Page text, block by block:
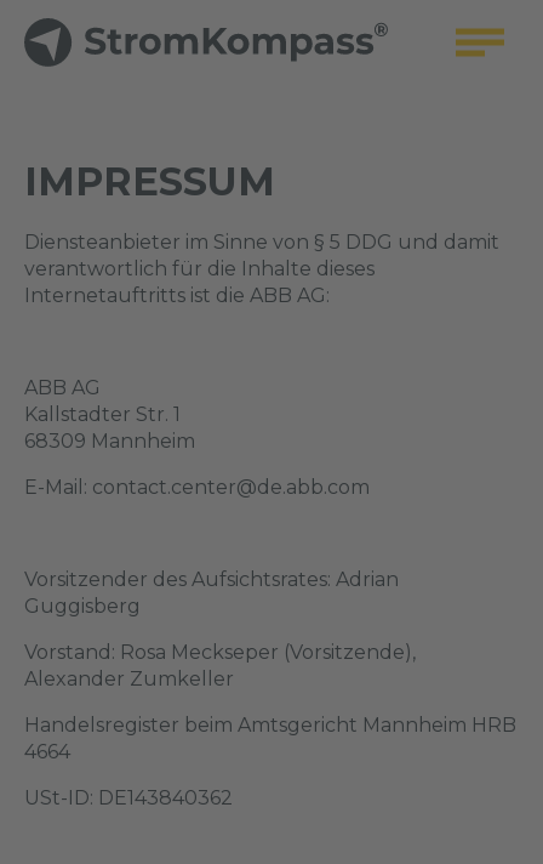
IMPRESSUM
Diensteanbieter im Sinne von § 5 DDG und damit
verantwortlich für die Inhalte dieses
Internetauftritts ist die ABB AG:
ABB AG
Kallstadter Str. 1
68309 Mannheim
E-Mail: contact.center@de.abb.com
Vorsitzender des Aufsichtsrates: Adrian
Guggisberg
Vorstand: Rosa Meckseper (Vorsitzende),
Alexander Zumkeller
Handelsregister beim Amtsgericht Mannheim HRB
4664
USt-ID: DE143840362